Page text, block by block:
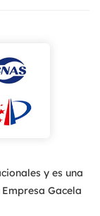
y es una
Gacela